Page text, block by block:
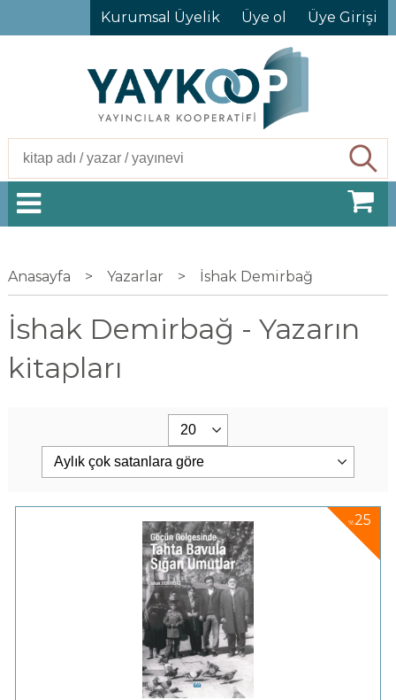
Kurumsal Üyelik Üye ol Üye Girişi
Anasayfa > Yazarlar > İshak Demirbağ
İshak Demirbağ - Yazarın
kitapları
%25